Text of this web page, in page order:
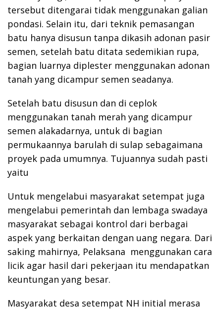
tersebut ditengarai tidak menggunakan galian
pondasi. Selain itu, dari teknik pemasangan
batu hanya disusun tanpa dikasih adonan pasir
semen, setelah batu ditata sedemikian rupa,
bagian luarnya diplester menggunakan adonan
tanah yang dicampur semen seadanya.
Setelah batu disusun dan di ceplok
menggunakan tanah merah yang dicampur
semen alakadarnya, untuk di bagian
permukaannya barulah di sulap sebagaimana
proyek pada umumnya. Tujuannya sudah pasti
yaitu
Untuk mengelabui masyarakat setempat juga
mengelabui pemerintah dan lembaga swadaya
masyarakat sebagai kontrol dari berbagai
aspek yang berkaitan dengan uang negara. Dari
saking mahirnya, Pelaksana menggunakan cara
licik agar hasil dari pekerjaan itu mendapatkan
keuntungan yang besar.
Masyarakat desa setempat NH initial merasa